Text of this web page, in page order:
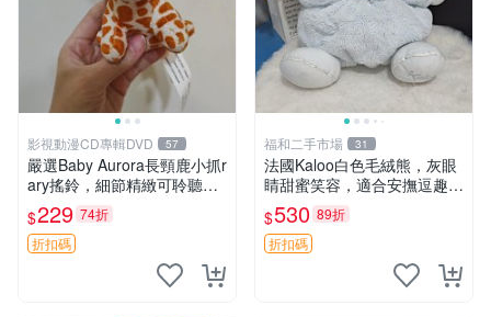
影視動漫CD專輯DVD 57
嚴選Baby Aurora長頸鹿小抓r
ary搖鈴，細節精緻可聆聽清
脆鈴音 軟萌可愛 定制紀念 金
屬搖鈴 新手媽咪推薦 長頸鹿
抓rary 搖鈴
$229 74折
折扣碼
福和二手市場 31
法國Kaloo白色毛絨熊，灰眼
睛甜蜜笑容，適合安撫逗趣可
愛，柔軟面料手感佳。14 白
色安撫熊 毛絨玩具 寶寶逗樂
具
$530 89折
折扣碼